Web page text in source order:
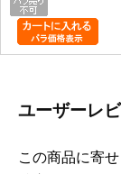
ユーザーレ
この商品に寄